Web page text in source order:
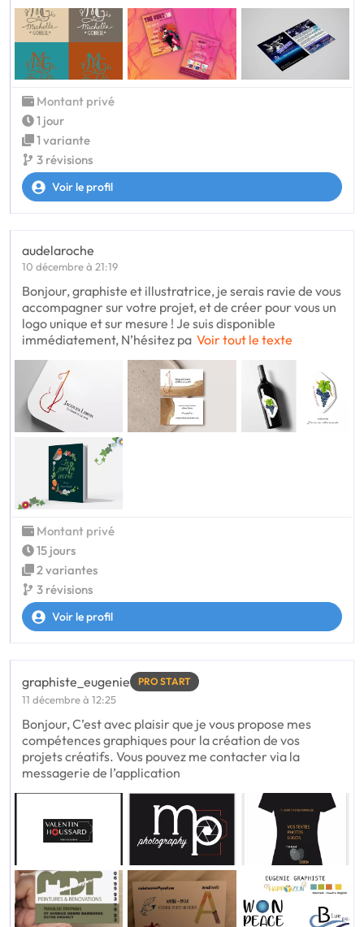
Montant privé
1 jour
1 variante
3 révisions
Voir le profil
audelaroche
10 décembre à 21:19
Bonjour, graphiste et illustratrice, je serais ravie de vous
accompagner sur votre projet, et de créer pour vous un
logo unique et sur mesure ! Je suis disponible
immédiatement, N’hésitez pa Voir tout le texte
Montant privé
15 jours
2 variantes
3 révisions
Voir le profil
graphiste_eugenie PRO START
11 décembre à 12:25
Bonjour, C’est avec plaisir que je vous propose mes
compétences graphiques pour la création de vos
projets créatifs. Vous pouvez me contacter via la
messagerie de l’application